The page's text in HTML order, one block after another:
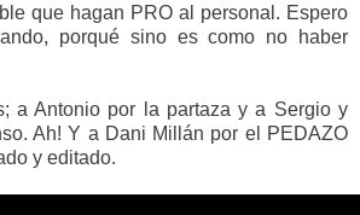
que hagan PRO al personal. Espero
porqué sino es como no haber
a Antonio por la partaza y a Sergio y
Ah! Y a Dani Millán por el PEDAZO
y editado.